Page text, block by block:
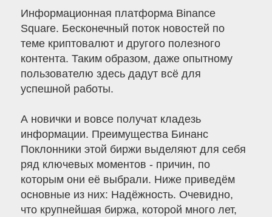
Информационная платформа Binance
Square. Бесконечный поток новостей по
теме криптовалют и другого полезного
контента. Таким образом, даже опытному
пользователю здесь дадут всё для
успешной работы.
А новички и вовсе получат кладезь
информации. Преимущества Бинанс
Поклонники этой биржи выделяют для себя
ряд ключевых моментов - причин, по
которым они её выбрали. Ниже приведём
основные из них: Надёжность. Очевидно,
что крупнейшая биржа, которой много лет,